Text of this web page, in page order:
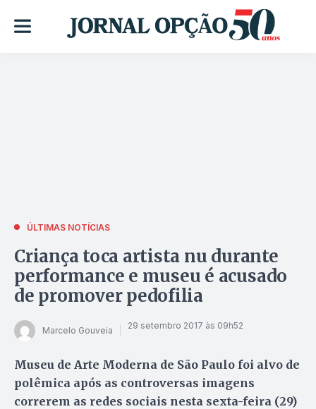
ÚLTIMAS NOTÍCIAS
Criança toca artista nu durante
performance e museu é acusado
de promover pedofilia
Marcelo Gouveia 29 setembro 2017 às 09h52
Museu de Arte Moderna de São Paulo foi alvo de
polêmica após as controversas imagens
correrem as redes sociais nesta sexta-feira (29)